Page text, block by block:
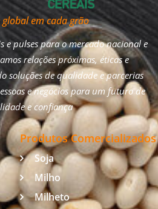
em cada grão
e pulses para o mercado nacional e
relações próximas, éticas e
soluções de qualidade e parcerias
e negócios para um futuro de
e confiança
Produtos Comercializados
Soja
Milho
Milheto